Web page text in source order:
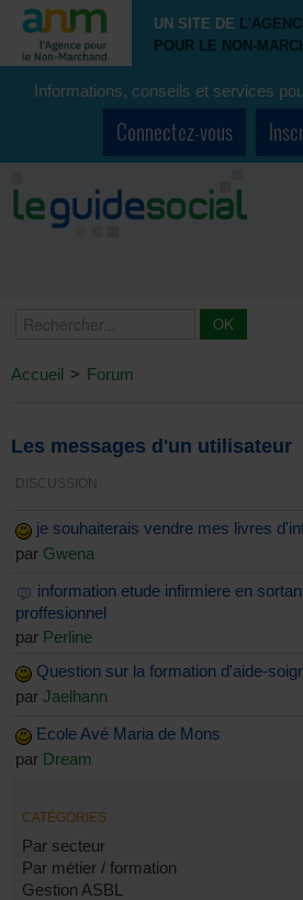
UN SITE DE
POUR LE NON-
Informations, conseils et services
Connectez-vous
Accueil > Forum
Les messages d'un utilisateur
DISCUSSION
je souhaiterais vendre mes livres
par Gwena
information etude infirmiere en
proffesionnel
par Perline
Question sur la formation d'aide-
par Jaelhann
Ecole Avé Maria de Mons
par Dream
CATÉGORIES
Par secteur
Par métier / formation
Gestion ASBL